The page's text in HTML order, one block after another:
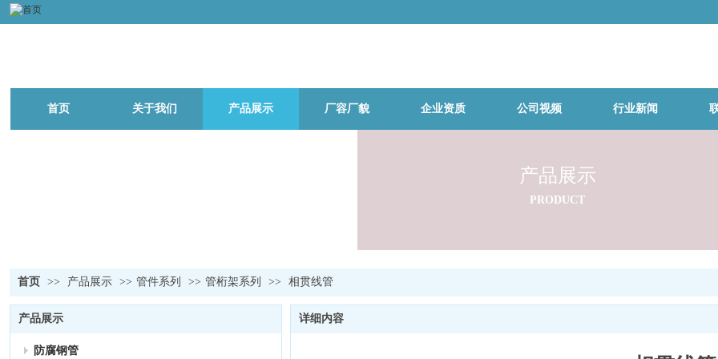
首页 关于我们 产品展示 厂容厂貌 企业资质 公司视频 行业新闻
产品展示
PRODUCT
首页 >> 产品展示 >> 管件系列 >> 管桁架系列 >> 相贯线管
产品展示
防腐钢管
详细内容